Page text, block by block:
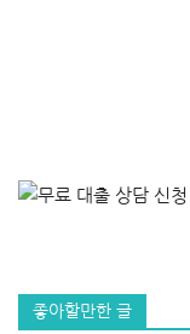
좋아할만한 글